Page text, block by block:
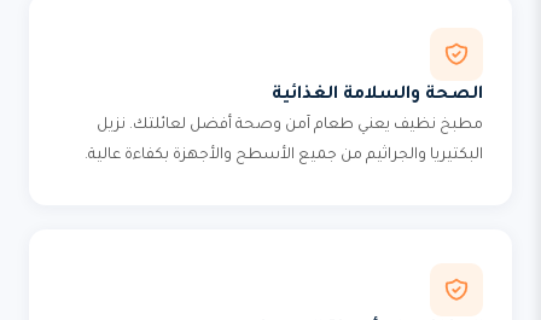
الصحة والسلامة الغذائية
مطبخ نظيف يعني طعام آمن وصحة أفضل لعائلتك. نزيل
البكتيريا والجراثيم من جميع الأسطح والأجهزة بكفاءة عالية.